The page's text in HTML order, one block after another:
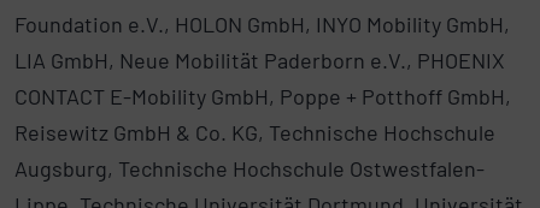
Foundation e.V., HOLON GmbH, INYO Mobility GmbH,
LIA GmbH, Neue Mobilität Paderborn e.V., PHOENIX
CONTACT E-Mobility GmbH, Poppe + Potthoff GmbH,
Reisewitz GmbH & Co. KG, Technische Hochschule
Augsburg, Technische Hochschule Ostwestfalen-